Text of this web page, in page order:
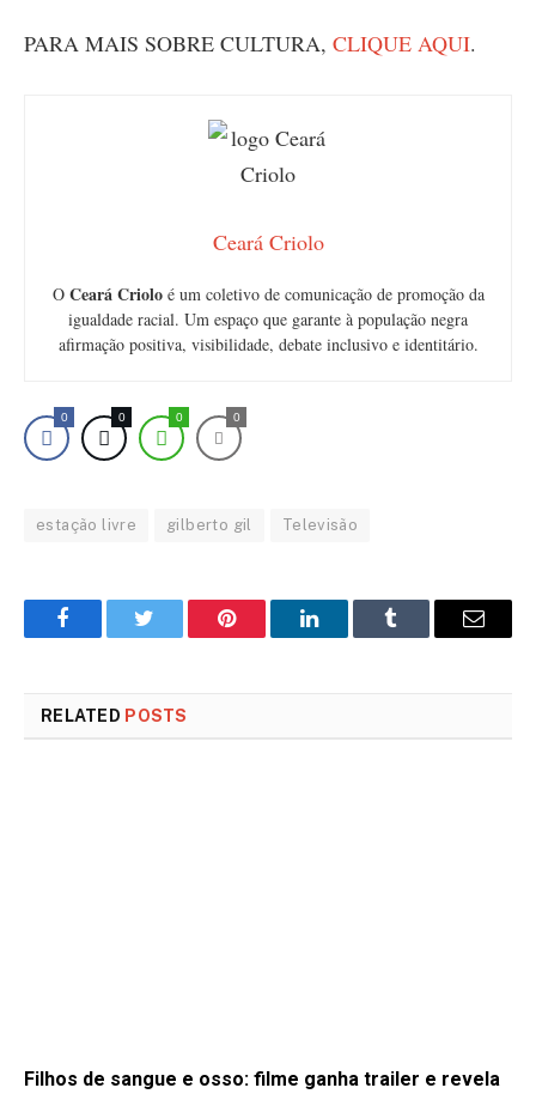
PARA MAIS SOBRE CULTURA, CLIQUE AQUI.
Ceará Criolo
O Ceará Crioloé um coletivo de comunicação de promoção da
igualdade racial. Um espaço que garante à população negra
afirmação positiva, visibilidade, debate inclusivo e identitário.
0 0 0 0
estação livre gilberto gil Televisão
FacebookTwitter Pinterest LinkedInTumblr Email
RELATED POSTS
Filhos de sangue e osso: filme ganha trailer e revela